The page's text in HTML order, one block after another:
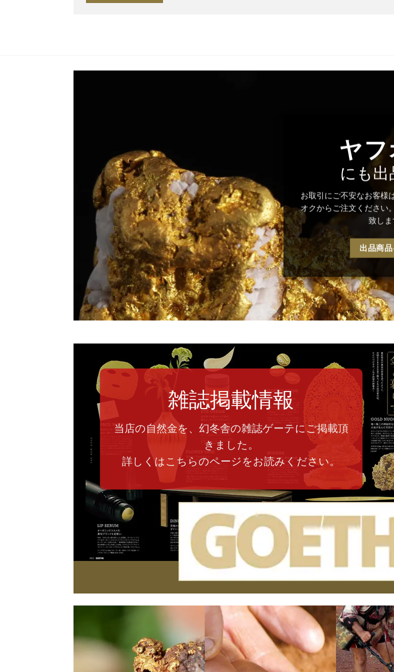
ヤフ
にも出
お取引にご不安なお客様
オクからご注文ください
致しま
出品商
雑誌掲載情報
当店の自然金を、幻冬舎の雑誌ゲーテにご掲載頂
きました。
詳しくはこちらのページをお読みください。